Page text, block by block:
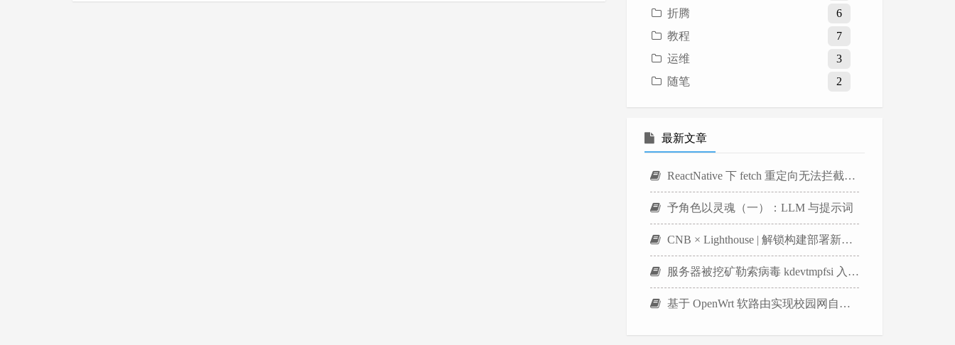
折腾
6
教程
7
运维
3
随笔
2
最新文章
ReactNative 下 fetch 重定向无法拦截的解决方案
予角色以灵魂（一）：LLM 与提示词
CNB × Lighthouse | 解锁构建部署新姿势
服务器被挖矿勒索病毒 kdevtmpfsi 入侵的复盘分析及解决方案
基于 OpenWrt 软路由实现校园网自动认证与绕过设备数限制